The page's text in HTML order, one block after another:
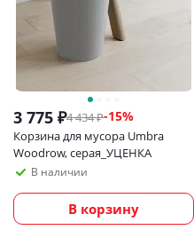
3 775 ₽4 434₽-15%
Корзина для мусора Umbra
Woodrow, серая_УЦЕНКА
В наличии
В корзину